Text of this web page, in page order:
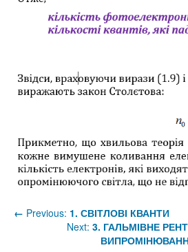
← Previous: 1. СВІТЛОВІ КВАНТИ
Next: 3. ГАЛЬМІВНЕ